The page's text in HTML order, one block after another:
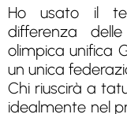
Ho usato il
differenza
olimpica unifica
un unica
Chi riuscirà a
idealmente nel